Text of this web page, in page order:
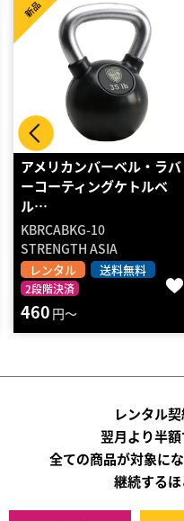
アメリカンバーベル・ラバ
ーコーティングケトルベ
ル…
KBRCABKG-14
STRENGTH ASIA
レンタル 送料無料
2段階決済
新品
650 円～
レンタル
翌月より半額
全ての商品が対象に
継続するほ